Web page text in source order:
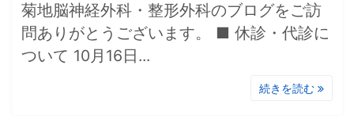
菊地脳神経外科・整形外科のブログをご訪
問ありがとうございます。 ■ 休診・代診に
ついて 10月16日...
続きを読む